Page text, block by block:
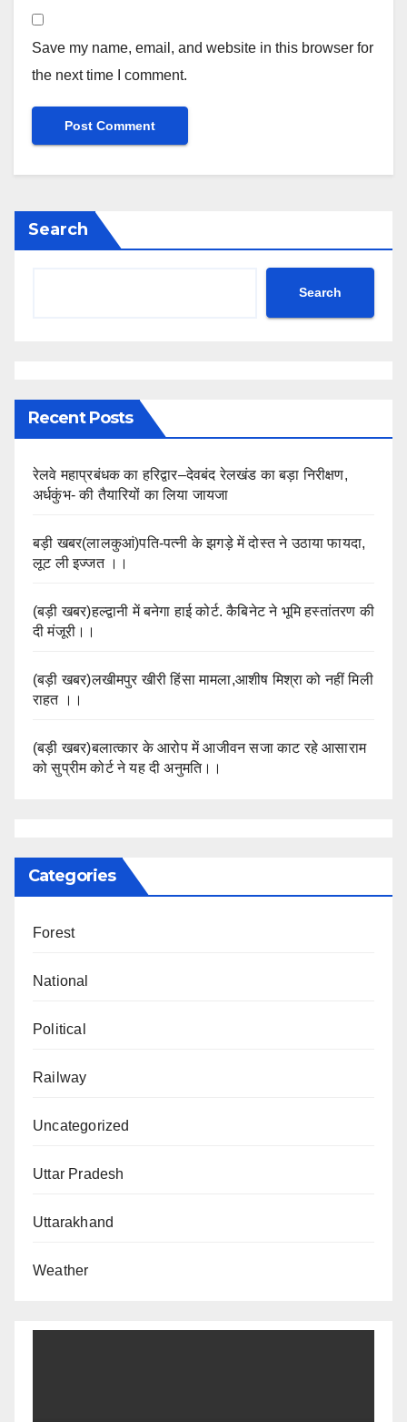
Save my name, email, and website in this browser for
the next time I comment.
Search
Search
Recent Posts
रेलवे महाप्रबंधक का हरिद्वार–देवबंद रेलखंड का बड़ा निरीक्षण,
अर्धकुंभ- की तैयारियों का लिया जायजा
बड़ी खबर(लालकुआं)पति-पत्नी के झगड़े में दोस्त ने उठाया फायदा,
लूट ली इज्जत ।।
(बड़ी खबर)हल्द्वानी में बनेगा हाई कोर्ट. कैबिनेट ने भूमि हस्तांतरण की
दी मंजूरी।।
(बड़ी खबर)लखीमपुर खीरी हिंसा मामला,आशीष मिश्रा को नहीं मिली
राहत ।।
(बड़ी खबर)बलात्कार के आरोप में आजीवन सजा काट रहे आसाराम
को सुप्रीम कोर्ट ने यह दी अनुमति।।
Categories
Forest
National
Political
Railway
Uncategorized
Uttar Pradesh
Uttarakhand
Weather